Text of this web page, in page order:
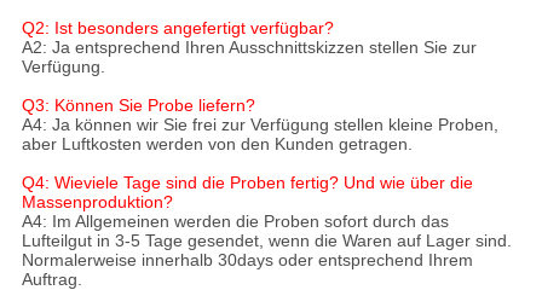
Q2: Ist besonders angefertigt verfügbar?
A2: Ja entsprechend Ihren Ausschnittskizzen stellen Sie zur
Verfügung.
Q3: Können Sie Probe liefern?
A4: Ja können wir Sie frei zur Verfügung stellen kleine Proben,
aber Luftkosten werden von den Kunden getragen.
Q4: Wieviele Tage sind die Proben fertig? Und wie über die
Massenproduktion?
A4: Im Allgemeinen werden die Proben sofort durch das
Lufteilgut in 3-5 Tage gesendet, wenn die Waren auf Lager sind.
Normalerweise innerhalb 30days oder entsprechend Ihrem
Auftrag.